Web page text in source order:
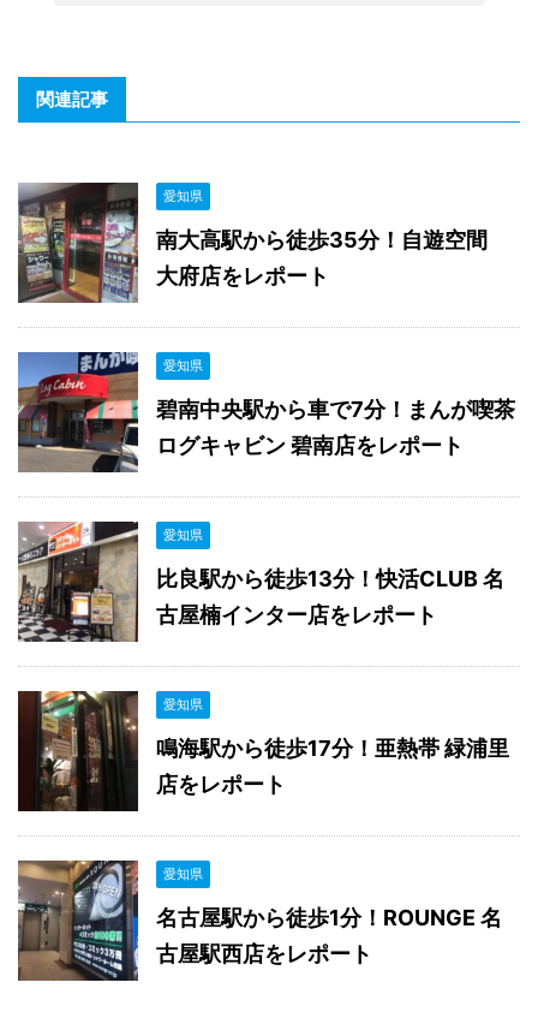
関連記事
愛知県
南大高駅から徒歩35分！自遊空間
大府店をレポート
愛知県
碧南中央駅から車で7分！まんが喫茶
ログキャビン 碧南店をレポート
愛知県
比良駅から徒歩13分！快活CLUB 名
古屋楠インター店をレポート
愛知県
鳴海駅から徒歩17分！亜熱帯 緑浦里
店をレポート
愛知県
名古屋駅から徒歩1分！ROUNGE 名
古屋駅西店をレポート